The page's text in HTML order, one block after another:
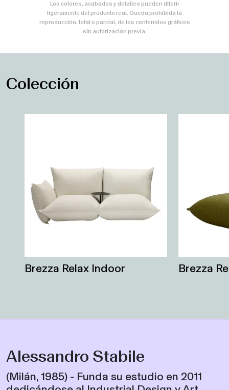
Los colores, acabados y detalles pueden diferir
ligeramente del producto real. Queda prohibida la
reproducción, total o parcial, de los contenidos gráficos
sin autorización previa.
Colección
Brezza Relax Indoor Brezza
Alessandro Stabile
(Milán, 1985) - Funda su estudio en 2011